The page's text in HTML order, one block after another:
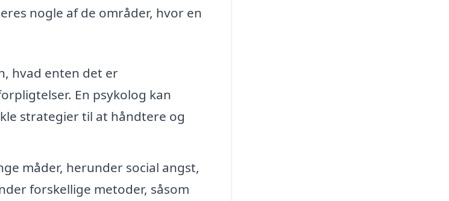
nogle af de områder, hvor en
hvad enten det er
En psykolog kan
strategier til at håndtere og
måder, herunder social angst,
forskellige metoder, såsom